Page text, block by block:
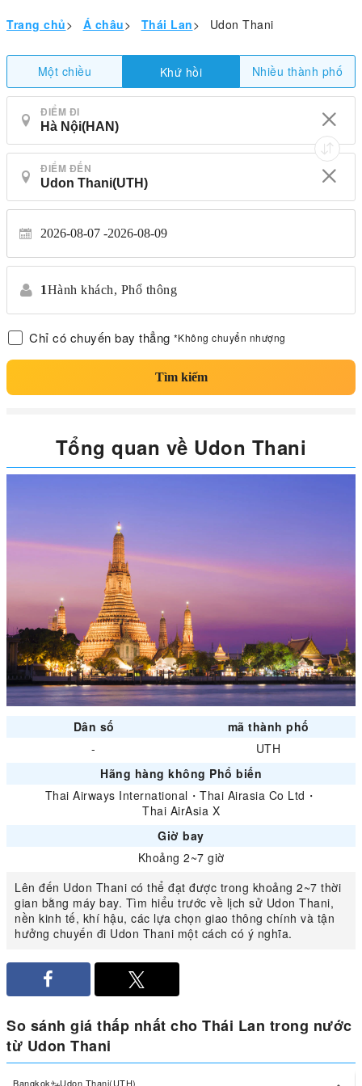
Trang chủ> Á châu> Thái Lan> Udon Thani
Một chiều Khứ hồi Nhiều thành phố
ĐIỂM ĐI
ĐIỂM ĐẾN
2026-08-07 2026-08-09
1Hành khách, Phổ thông
Chỉ có chuyến bay thẳng *Không chuyển nhượng
Tìm kiếm
Tổng quan về Udon Thani
Dân số
mã thành phố
-
UTH
Hãng hàng không Phổ biến
Thai Airways International ・Thai Airasia Co Ltd ・
Thai AirAsia X
Giờ bay
Khoảng 2~7 giờ
Lên đến Udon Thani có thể đạt được trong khoảng 2~7 thời
gian bằng máy bay. Tìm hiểu trước về lịch sử Udon Thani,
nền kinh tế, khí hậu, các lựa chọn giao thông chính và tận
hưởng chuyến đi Udon Thani một cách có ý nghĩa.
So sánh giá thấp nhất cho Thái Lan trong nước
từ Udon Thani
Bangkok Udon Thani(UTH)